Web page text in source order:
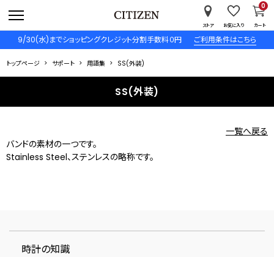
9/30(水)までショッピングクレジット分割手数料０円 ご利用条件はこちら
ストア お気に入り カート
0
トップページ サポート 用語集 SS(外装)
SS(外装)
一覧へ戻る
バンドの素材の一つです。
Stainless Steel、ステンレスの略称です。
時計の知識